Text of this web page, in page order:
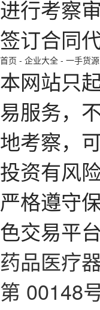
进行考察
签订合同
首页 - 企业大全 - 一手货源
本网站只
易服务，
地考察，
投资有风
严格遵守
色交易平台
药品医疗
第 00148